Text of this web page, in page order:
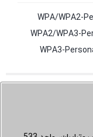
WPA/WPA2-
WPA2/WPA3-
WPA3-